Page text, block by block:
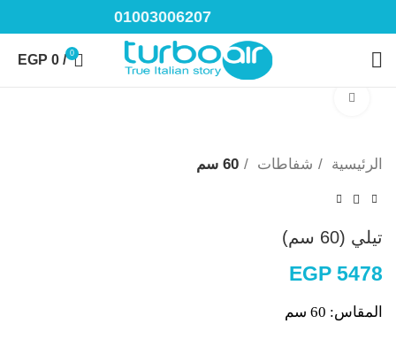
01003006207
0
/
EGP 0
الرئيسية شفاطات 60 سم
تيلي (60 سم)
EGP 5478
المقاس: 60 سم